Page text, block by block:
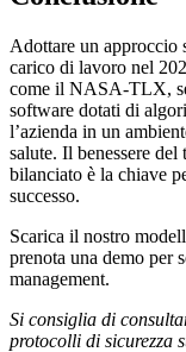
Adottare un approccio
carico di lavoro nel
come il NASA-TLX,
software dotati di
l’azienda in un
salute. Il benessere
bilanciato è la chiave
successo.
Scarica il nostro
prenota una demo per
management.
Si consiglia di
protocolli di sicurezza